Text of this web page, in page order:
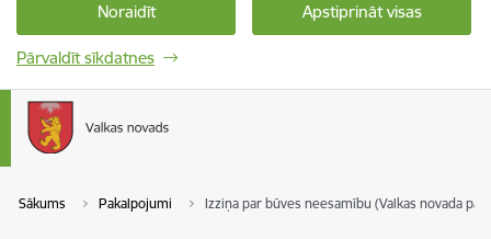
Noraidīt Apstiprināt visas
Pārvaldīt sīkdatnes
Sākums Pakalpojumi Izziņa par būves neesamību (Valkas novada